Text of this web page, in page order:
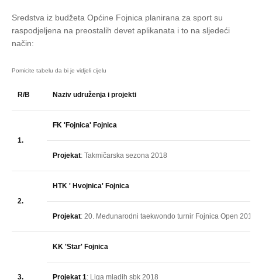
Sredstva iz budžeta Općine Fojnica planirana za sport su
raspodjeljena na preostalih devet aplikanata i to na sljedeći
način:
R/B Naziv udruženja i projekti
1.
FK 'Fojnica' Fojnica
Projekat: Takmičarska sezona 2018
2.
HTK ' Hvojnica' Fojnica
Projekat: 20. Međunarodni taekwondo turnir Fojnica Open 2018
3.
KK 'Star' Fojnica
Projekat 1: Liga mladih sbk 2018